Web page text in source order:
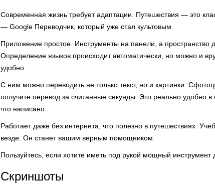
Современная жизнь требует адаптации. Путешествия — это
— Google Переводчик, который уже стал культовым.
Приложение простое. Инструменты на панели, а пространство
Определение языков происходит автоматически, но можно и
удобно.
С ним можно переводить не только текст, но и картинки.
получите перевод за считанные секунды. Это реально удобно в
что написано.
Работает даже без интернета, что полезно в путешествиях.
везде. Он станет вашим верным помощником.
Пользуйтесь, если хотите иметь под рукой мощный инструмент
Скриншоты